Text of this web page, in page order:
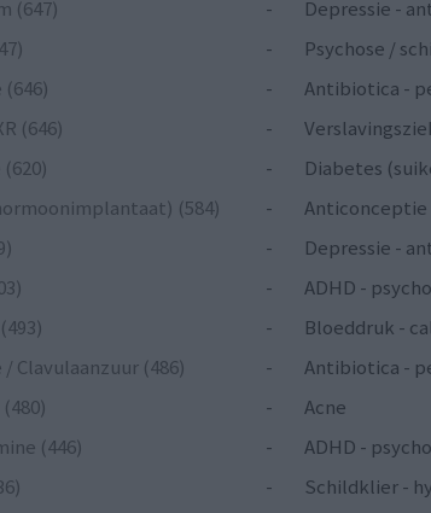
(647)
-
Depressie -
-
Psychose /
-
Antibiotica -
(646)
-
-
Diabetes
(584)
-
Anticonceptie
-
Depressie -
-
ADHD -
-
Bloeddruk -
Clavulaanzuur (486)
-
Antibiotica -
-
Acne
(446)
-
ADHD -
- Schildklier -